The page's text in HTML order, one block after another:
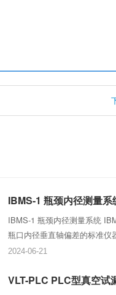
IBMS-1 瓶颈内径测量系
IBMS-1 瓶颈内径测量系统
瓶口内径垂直轴偏差的标准仪
2024-06-21
VLT-PLC PLC型真空试